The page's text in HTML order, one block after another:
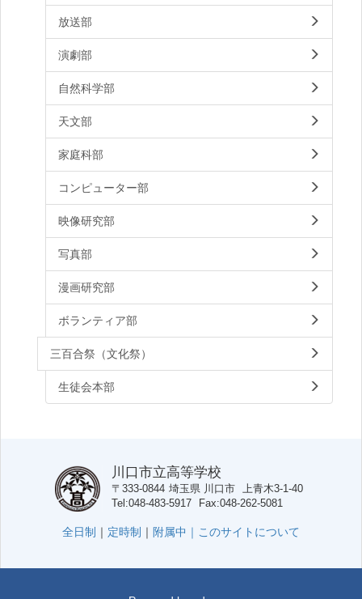
放送部
演劇部
自然科学部
天文部
家庭科部
コンピューター部
映像研究部
写真部
漫画研究部
ボランティア部
三百合祭（文化祭）
生徒会本部
川口市立高等学校
〒333-0844 埼玉県 川口市 上青木3-1-40
Tel 048-483-5917 Fax 048-262-5081
全日制 ｜ 定時制 ｜ 附属中｜ このサイトについて